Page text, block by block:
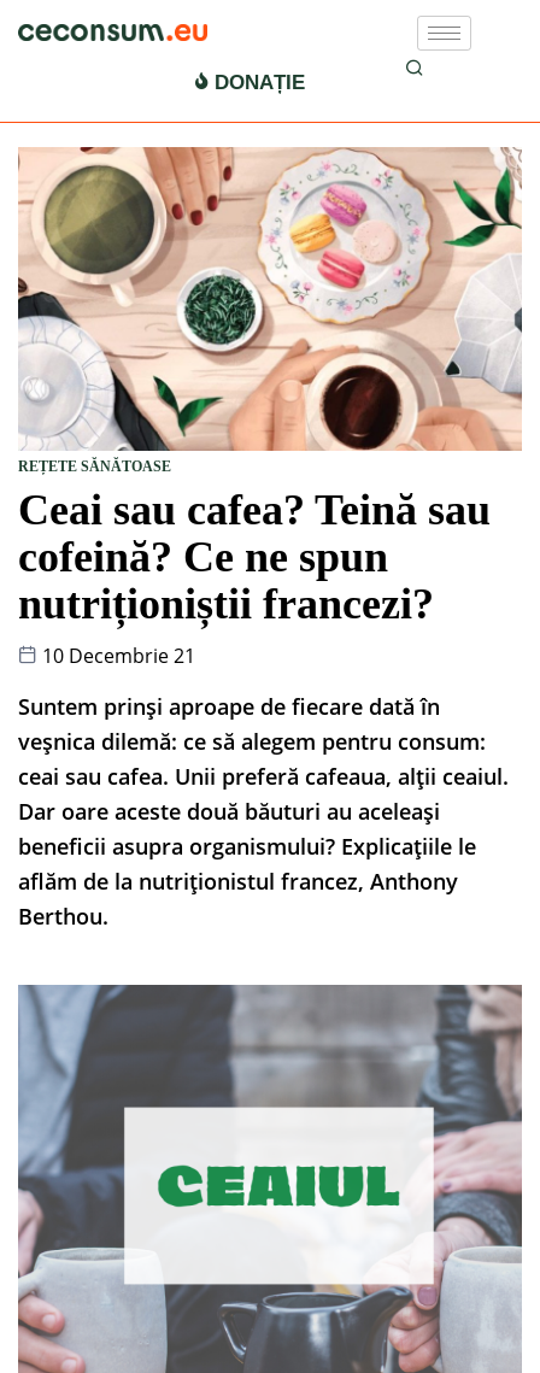
DONAȚIE
REȚETE SĂNĂTOASE
Ceai sau cafea? Teină sau
cofeină? Ce ne spun
nutriționiștii francezi?
10 Decembrie 21
Suntem prinși aproape de fiecare dată în
veșnica dilemă: ce să alegem pentru consum:
ceai sau cafea. Unii preferă cafeaua, alții ceaiul.
Dar oare aceste două băuturi au aceleași
beneficii asupra organismului? Explicațiile le
aflăm de la nutriționistul francez, Anthony
Berthou.